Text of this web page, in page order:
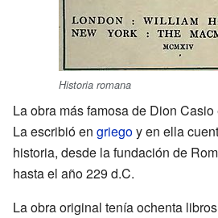
Historia romana
La obra más famosa de Dion Casio
La escribió en griegoy en ella
historia, desde la fundación de
hasta el año 229 d.C.
La obra original tenía ochenta